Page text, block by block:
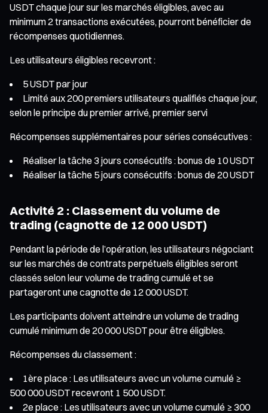
USDT chaque jour sur les marchés éligibles, avec au
minimum 2 transactions exécutées, pourront bénéficier de
récompenses quotidiennes.
Les utilisateurs éligibles recevront :
5 USDT par jour
Limité aux 200 premiers utilisateurs qualifiés chaque jour,
selon le principe du premier arrivé, premier servi
Récompenses supplémentaires pour séries consécutives :
Réaliser la tâche 3 jours consécutifs : bonus de 10 USDT
Réaliser la tâche 5 jours consécutifs : bonus de 20 USDT
Activité 2 : Classement du volume de
trading (cagnotte de 12 000 USDT)
Pendant la période de l’opération, les utilisateurs négociant
sur les marchés de contrats perpétuels éligibles seront
classés selon leur volume de trading cumulé et se
partageront une cagnotte de 12 000 USDT.
Les participants doivent atteindre un volume de trading
cumulé minimum de 20 000 USDT pour être éligibles.
Récompenses du classement :
1ère place : Les utilisateurs avec un volume cumulé ≥
500 000 USDT recevront 1 500 USDT.
2e place : Les utilisateurs avec un volume cumulé ≥ 300